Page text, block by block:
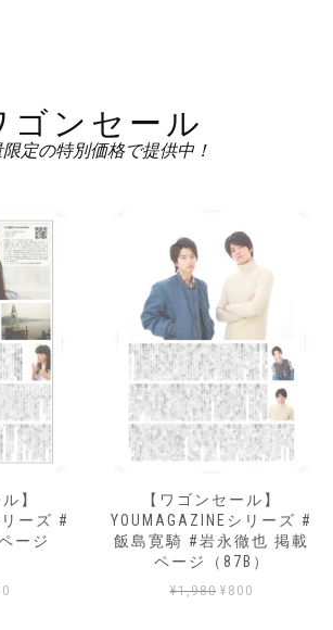
ゴンセール
定の特別価格で提供中！
】
ーズ #
ージ
【ワゴンセール】
YOUMAGAZINEシリーズ #
飯島寛騎 #岩永徹也 掲載
ページ（87B）
¥1,980 元
¥ 800